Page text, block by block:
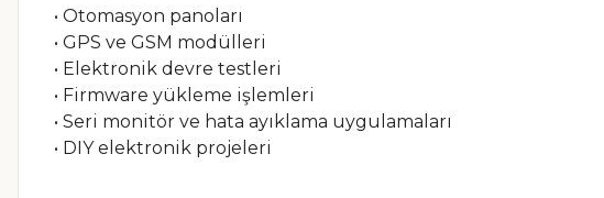
• Otomasyon panoları
• GPS ve GSM modülleri
• Elektronik devre testleri
• Firmware yükleme işlemleri
• Seri monitör ve hata ayıklama uygulamaları
• DIY elektronik projeleri